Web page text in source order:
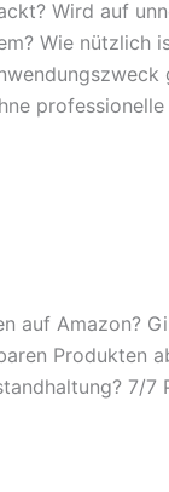
Wird auf
Wie nützlich
auf Amazon?
Produkten
7/7